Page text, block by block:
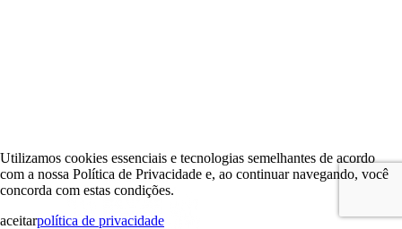
Utilizamos cookies essenciais e tecnologias semelhantes de acordo
com a nossa Política de Privacidade e, ao continuar navegando, você
concorda com estas condições.
aceitarpolítica de privacidade